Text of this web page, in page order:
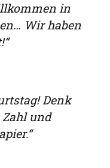
in
Wir haben
Denk
und